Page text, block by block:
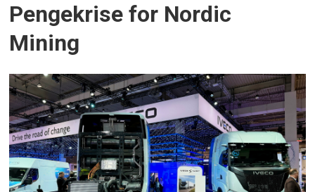
Pengekrise for Nordic
Mining